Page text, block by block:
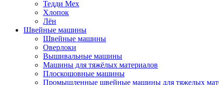
Тедди Мех
Хлопок
Лён
Швейные машины
Швейные машины
Оверлоки
Вышивальные машины
Машины для тяжёлых материалов
Плоскошовные машины
Промышленные швейные машины для тяжелых